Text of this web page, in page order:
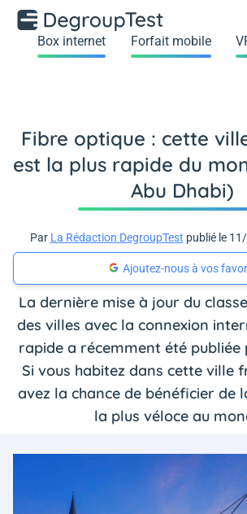
Box internet Forfait mobile
Fibre optique : cette
est la plus rapide du
Abu Dhabi)
Par La Rédaction DegroupTest publié le
Ajoutez-nous à vos
La dernière mise à jour du
des villes avec la connexion
rapide a récemment été publiée
Si vous habitez dans cette ville
avez la chance de bénéficier de
la plus véloce au